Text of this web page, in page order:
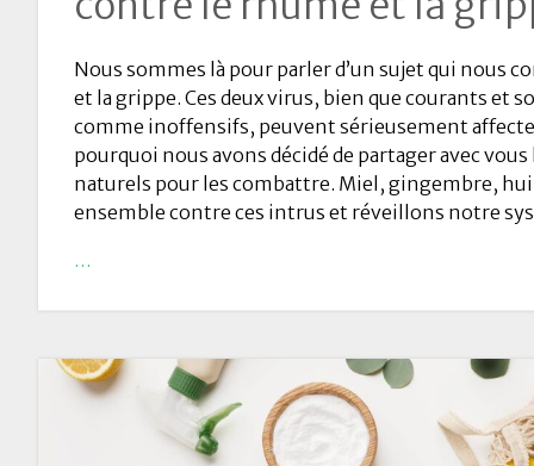
Nous sommes là pour parler d’un sujet qui nous
et la grippe. Ces deux virus, bien que courants et
comme inoffensifs, peuvent sérieusement
pourquoi nous avons décidé de partager avec
naturels pour les combattre. Miel, gingembre,
ensemble contre ces intrus et réveillons notre
…